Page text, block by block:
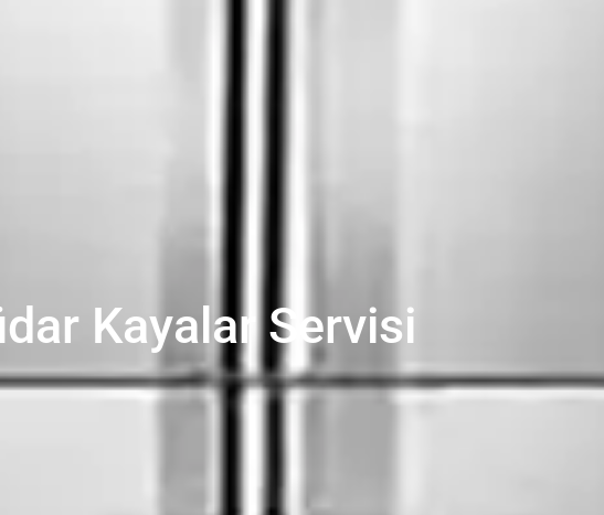
Kayalar Servisi